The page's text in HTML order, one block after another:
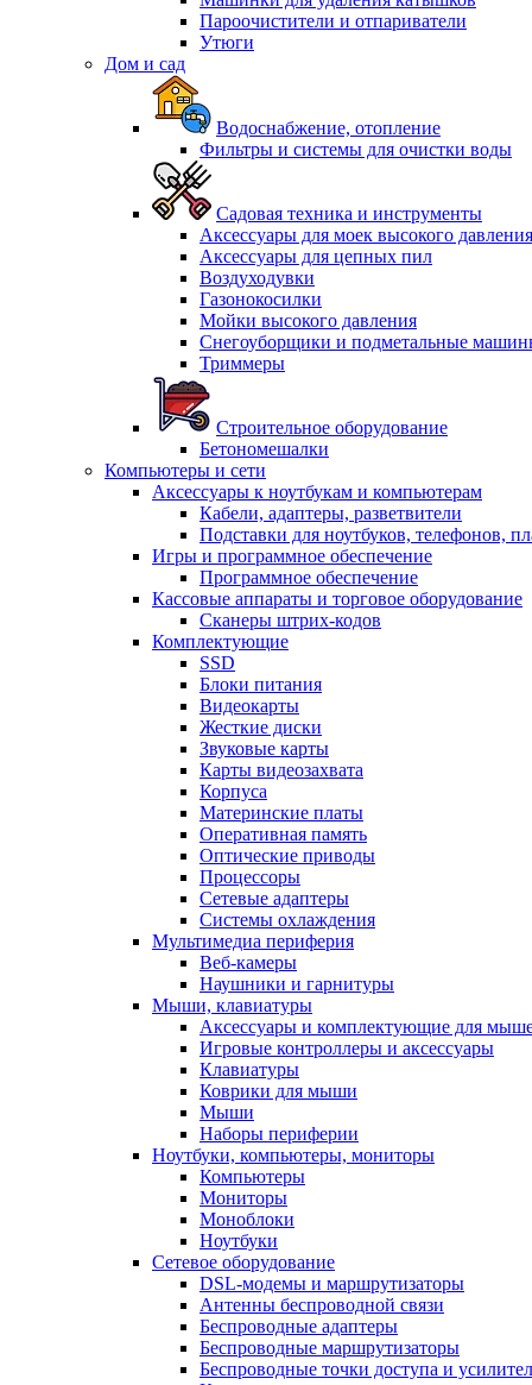
Пароочистители и отпариватели
Утюги
Дом и сад
Водоснабжение, отопление
Фильтры и системы для очистки воды
Садовая техника и инструменты
Аксессуары для моек высокого давления
Аксессуары для цепных пил
Воздуходувки
Газонокосилки
Мойки высокого давления
Снегоуборщики и подметальные
Триммеры
Строительное оборудование
Бетономешалки
Компьютеры и сети
Аксессуары к ноутбукам и компьютерам
Кабели, адаптеры, разветвители
Подставки для ноутбуков, телефонов,
Игры и программное обеспечение
Программное обеспечение
Кассовые аппараты и торговое оборудование
Сканеры штрих-кодов
Комплектующие
SSD
Блоки питания
Видеокарты
Жесткие диски
Звуковые карты
Карты видеозахвата
Корпуса
Материнские платы
Оперативная память
Оптические приводы
Процессоры
Сетевые адаптеры
Системы охлаждения
Мультимедиа периферия
Веб-камеры
Наушники и гарнитуры
Мыши, клавиатуры
Аксессуары и комплектующие для
Игровые контроллеры и аксессуары
Клавиатуры
Коврики для мыши
Мыши
Наборы периферии
Ноутбуки, компьютеры, мониторы
Компьютеры
Мониторы
Моноблоки
Ноутбуки
Сетевое оборудование
DSL-модемы и маршрутизаторы
Антенны беспроводной связи
Беспроводные адаптеры
Беспроводные маршрутизаторы
Беспроводные точки доступа и